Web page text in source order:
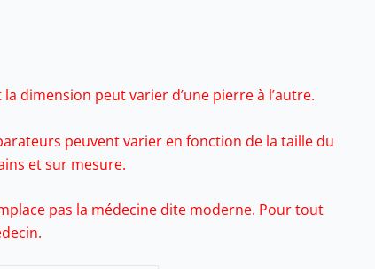
dimension peut varier d’une pierre à l’autre.
peuvent varier en fonction de la taille du
et sur mesure.
pas la médecine dite moderne. Pour tout